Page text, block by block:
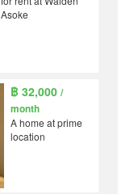
Asoke
฿ 32,000 /
month
A home at prime
location